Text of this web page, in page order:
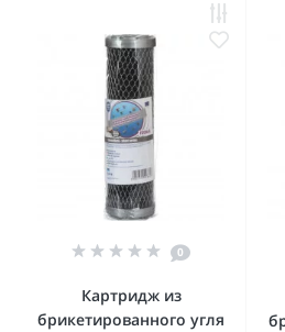
0
Картридж из
брикетированного угля